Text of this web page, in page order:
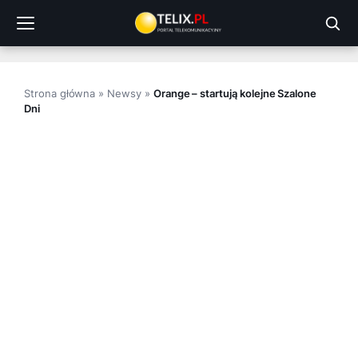
treści
Strona główna » Newsy» Orange – startują kolejne Szalone
Dni